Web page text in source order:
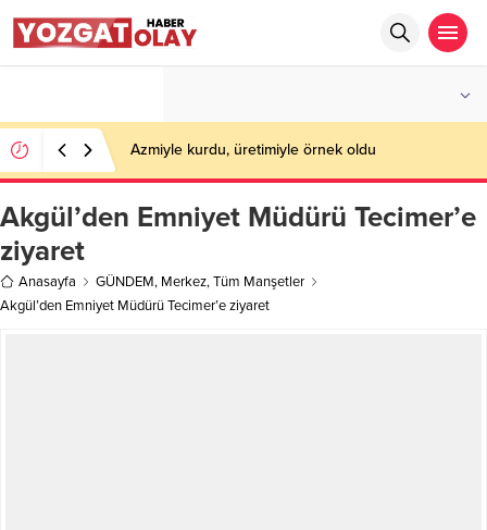
Azmiyle kurdu, üretimiyle örnek oldu
Akgül’den Emniyet Müdürü Tecimer’e
ziyaret
Anasayfa GÜNDEM, Merkez,Tüm Manşetler
Akgül’den Emniyet Müdürü Tecimer’e ziyaret